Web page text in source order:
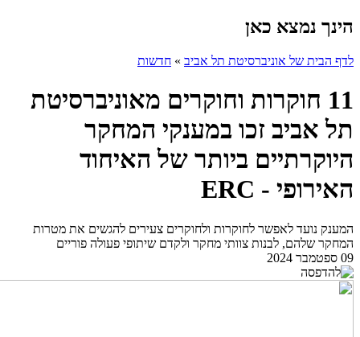
הינך נמצא כאן
לדף הבית של אוניברסיטת תל אביב » חדשות
11 חוקרות וחוקרים מאוניברסיטת
תל אביב זכו במענקי המחקר
היוקרתיים ביותר של האיחוד
האירופי - ERC
המענק נועד לאפשר לחוקרות ולחוקרים צעירים להגשים את מטרות
המחקר שלהם, לבנות צוותי מחקר ולקדם שיתופי פעולה פוריים
09 ספטמבר 2024